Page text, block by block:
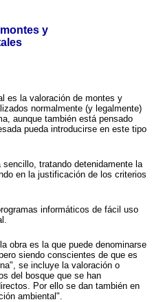
y
es la valoración de montes y
normalmente (y legalmente)
aunque también está pensado
pueda introducirse en este tipo
tratando detenidamente la
en la justificación de los criterios
informáticos de fácil uso
obra es la que puede denominarse
siendo conscientes de que es
se incluye la valoración o
del bosque que se han
Por ello se dan también en
ambiental".